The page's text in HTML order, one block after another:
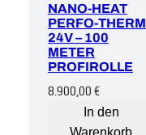
NANO-HEAT
PERFO-THERM
24V – 100
METER
PROFIROLLE
8.900,00€
In den
Warenkorb